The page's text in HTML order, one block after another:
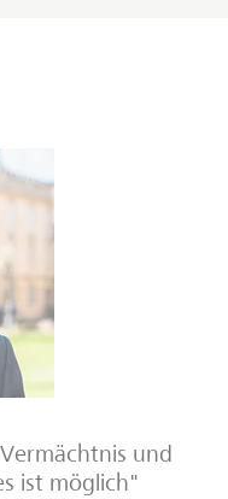
und
ist möglich"